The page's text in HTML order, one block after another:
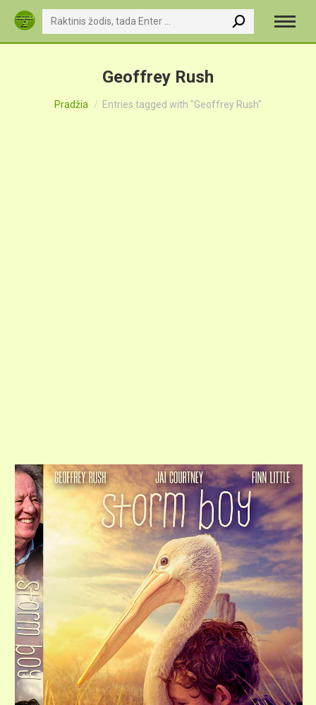
Search:
Geoffrey Rush
You are here:
Pradžia Entries tagged with "Geoffrey Rush"